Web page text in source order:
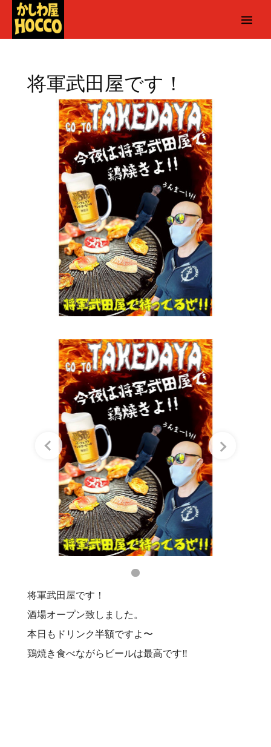
将軍武田屋です！
将軍武田屋です！
酒場オープン致しました。
本日もドリンク半額ですよ〜
鶏焼き食べながらビールは最高です‼️